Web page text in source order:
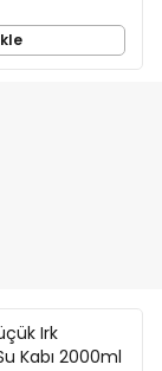
Irk
Kabı 2000ml